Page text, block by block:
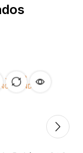
POR
ENCOMENDA